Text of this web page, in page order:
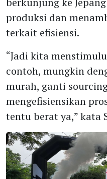
produksi dan
terkait efisiensi.
“Jadi kita
contoh, mungkin
murah, ganti
mengefisiensikan
tentu berat ya,” kata